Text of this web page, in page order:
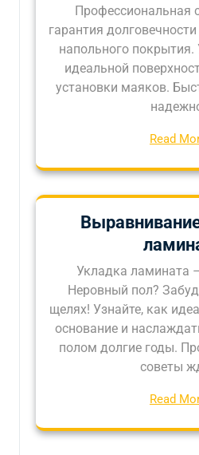
Профессиональная
гарантия
напольного покрытия.
идеальной
установки маяков.
Read
Укладка ламината
Неровный пол?
щелях! Узнайте, как
основание и
полом долгие годы.
советы
Read